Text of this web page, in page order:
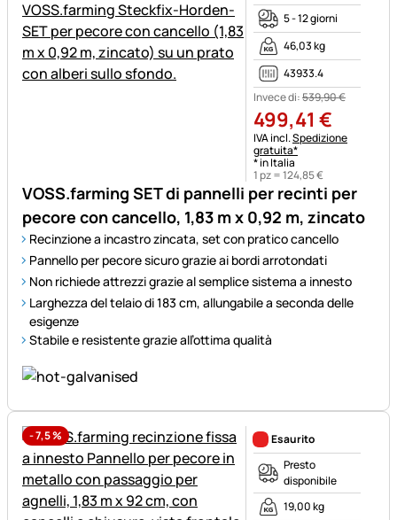
VOSS.farming SET di pannelli per recinti per
pecore con cancello, 1,83 m x 0,92 m, zincato
Recinzione a incastro zincata, set con pratico cancello
Pannello per pecore sicuro grazie ai bordi arrotondati
Non richiede attrezzi grazie al semplice sistema a innesto
Larghezza del telaio di 183 cm, allungabile a seconda delle
esigenze
Stabile e resistente grazie all’ottima qualità
5 - 12 giorni
46,03 kg
43933.4
Invece di:539,90€
499,41 €
Informazioni fiscali:
IVA incl.Spedizione
gratuita*
* in Italia
1 pz =124,85€
-7,5%
Esaurito
Presto
disponibile
19,00 kg